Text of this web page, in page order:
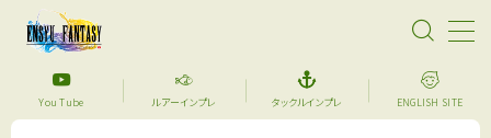
MENU
You Tube ルアーインプレ タックルインプレ ENGLISH SITE